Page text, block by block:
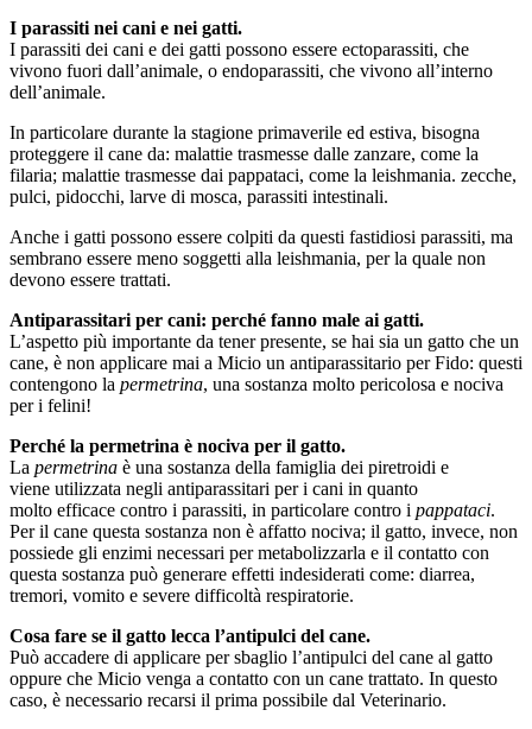
I parassiti nei cani e nei gatti.
I parassiti dei cani e dei gatti possono essere ectoparassiti, che
vivono fuori dall’animale, o endoparassiti, che vivono all’interno
dell’animale.
In particolare durante la stagione primaverile ed estiva, bisogna
proteggere il cane da: malattie trasmesse dalle zanzare, come la
filaria; malattie trasmesse dai pappataci, come la leishmania. zecche,
pulci, pidocchi, larve di mosca, parassiti intestinali.
Anche i gatti possono essere colpiti da questi fastidiosi parassiti, ma
sembrano essere meno soggetti alla leishmania, per la quale non
devono essere trattati.
Antiparassitari per cani: perché fanno male ai gatti.
L’aspetto più importante da tener presente, se hai sia un gatto che un
cane, è non applicare mai a Micio un antiparassitario per Fido: questi
contengono la permetrina, una sostanza molto pericolosa e nociva
per i felini!
Perché la permetrina è nociva per il gatto.
La permetrina è una sostanza della famiglia dei piretroidi e
viene utilizzata negli antiparassitari per i cani in quanto
molto efficace contro i parassiti, in particolare contro i pappataci.
Per il cane questa sostanza non è affatto nociva; il gatto, invece, non
possiede gli enzimi necessari per metabolizzarla e il contatto con
questa sostanza può generare effetti indesiderati come: diarrea,
tremori, vomito e severe difficoltà respiratorie.
Cosa fare se il gatto lecca l’antipulci del cane.
Può accadere di applicare per sbaglio l’antipulci del cane al gatto
oppure che Micio venga a contatto con un cane trattato. In questo
caso, è necessario recarsi il prima possibile dal Veterinario.